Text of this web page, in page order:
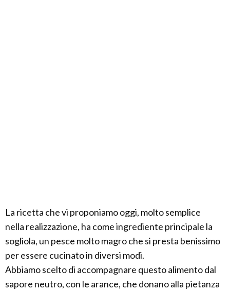
La ricetta che vi proponiamo oggi, molto semplice
nella realizzazione, ha come ingrediente principale la
sogliola, un pesce molto magro che si presta benissimo
per essere cucinato in diversi modi.
Abbiamo scelto di accompagnare questo alimento dal
sapore neutro, con le arance, che donano alla pietanza